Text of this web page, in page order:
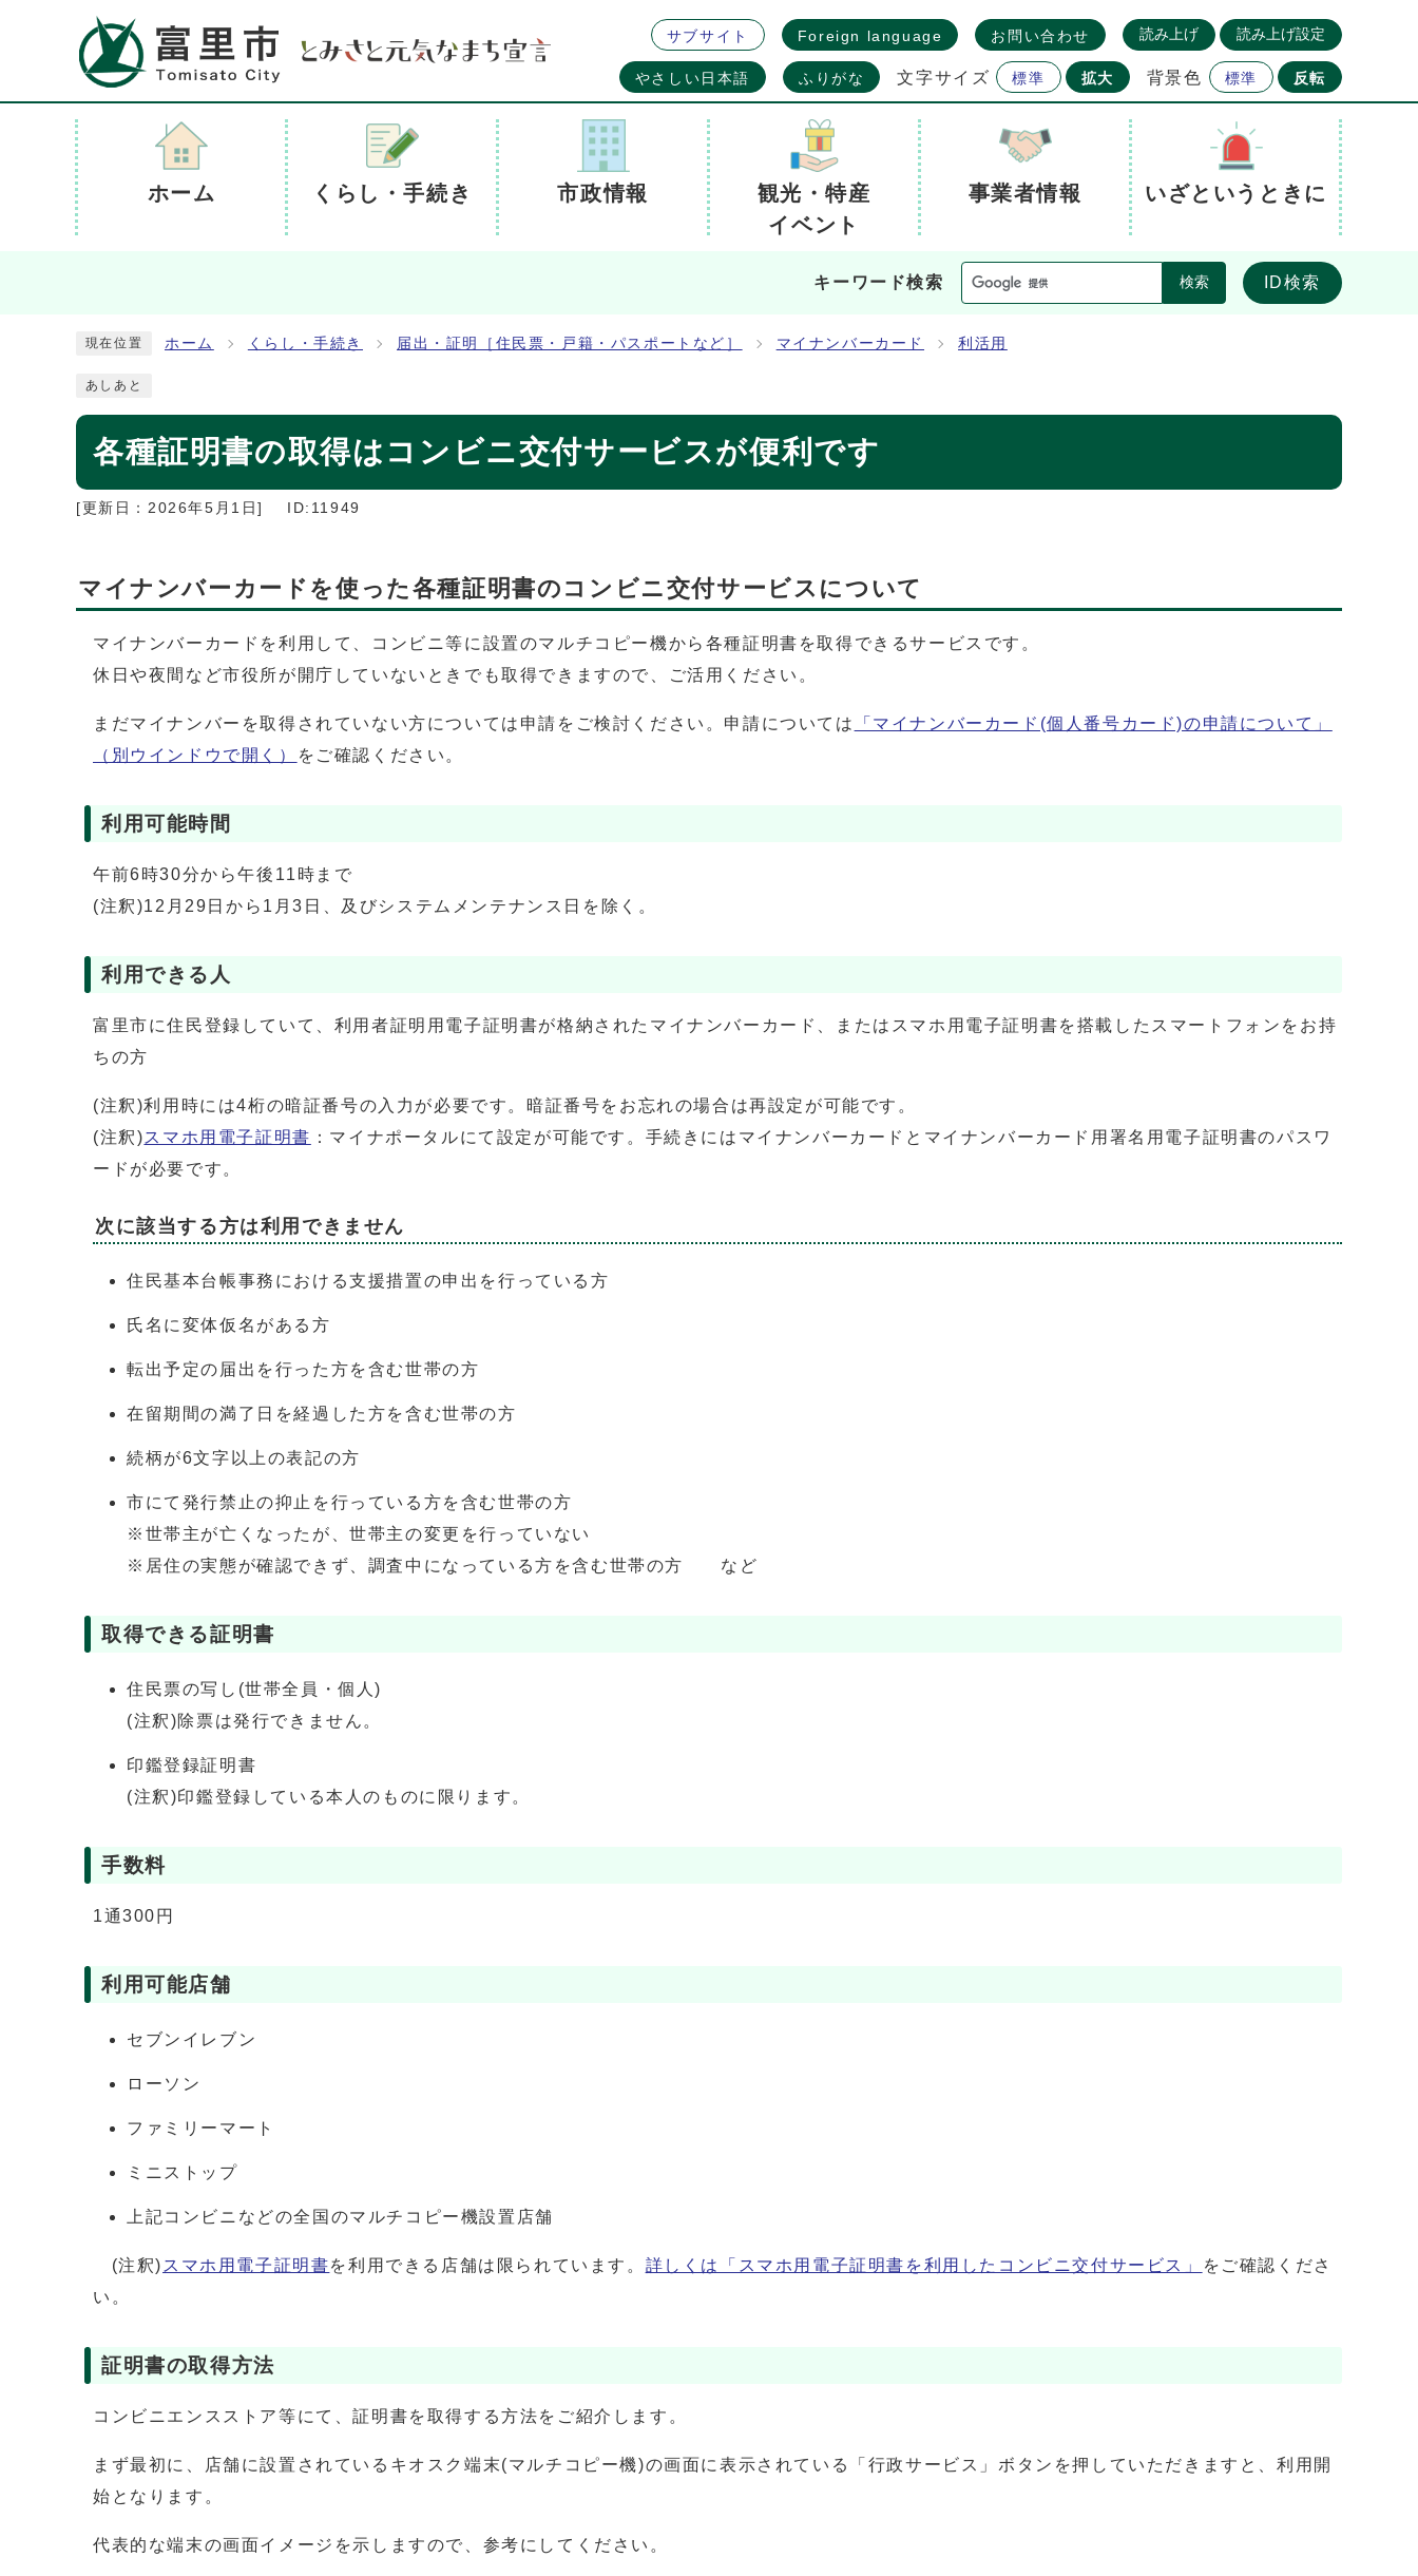
サブサイト Foreign language お問い合わせ 読み上げ 読み上げ設定
やさしい日本語 ふりがな 文字サイズ 標準 拡大 背景色 標準 反転
ホーム くらし・手続き 市政情報
観光・特産
イベント
事業者情報 いざというときに
キーワード検索 検索 ID検索
現在位置 ホーム くらし・手続き 届出・証明［住民票・戸籍・パスポートなど］ マイナンバーカード 利活用
あしあと
各種証明書の取得はコンビニ交付サービスが便利です
[更新日： 2026年5月1日] ID:11949
マイナンバーカードを使った各種証明書のコンビニ交付サービスについて
マイナンバーカードを利用して、コンビニ等に設置のマルチコピー機から各種証明書を取得できるサービスです。
休日や夜間など市役所が開庁していないときでも取得できますので、ご活用ください。
まだマイナンバーを取得されていない方については申請をご検討ください。申請については
「マイナンバーカード(個人番号カード)の申請について」
（別ウインドウで開く）
をご確認ください。
利用可能時間
午前6時30分から午後11時まで
(注釈)12月29日から1月3日、及びシステムメンテナンス日を除く。
利用できる人
富里市に住民登録していて、利用者証明用電子証明書が格納されたマイナンバーカード、またはスマホ用電子証明書を搭載したスマートフォンをお持
ちの方
(注釈)利用時には4桁の暗証番号の入力が必要です。暗証番号をお忘れの場合は再設定が可能です。
(注釈)スマホ用電子証明書 ：マイナポータルにて設定が可能です。手続きにはマイナンバーカードとマイナンバーカード用署名用電子証明書のパスワ
ードが必要です。
次に該当する方は利用できません
住民基本台帳事務における支援措置の申出を行っている方
氏名に変体仮名がある方
転出予定の届出を行った方を含む世帯の方
在留期間の満了日を経過した方を含む世帯の方
続柄が6文字以上の表記の方
市にて発行禁止の抑止を行っている方を含む世帯の方
※世帯主が亡くなったが、世帯主の変更を行っていない
※居住の実態が確認できず、調査中になっている方を含む世帯の方 など
取得できる証明書
住民票の写し(世帯全員・個人)
(注釈)除票は発行できません。
印鑑登録証明書
(注釈)印鑑登録している本人のものに限ります。
手数料
1通300円
利用可能店舗
セブンイレブン
ローソン
ファミリーマート
ミニストップ
上記コンビニなどの全国のマルチコピー機設置店舗
(注釈) スマホ用電子証明書を利用できる店舗は限られています。 詳しくは「スマホ用電子証明書を利用したコンビニ交付サービス」
をご確認くださ
い。
証明書の取得方法
コンビニエンスストア等にて、証明書を取得する方法をご紹介します。
まず最初に、店舗に設置されているキオスク端末(マルチコピー機)の画面に表示されている「行政サービス」ボタンを押していただきますと、利用開
始となります。
代表的な端末の画面イメージを示しますので、参考にしてください。